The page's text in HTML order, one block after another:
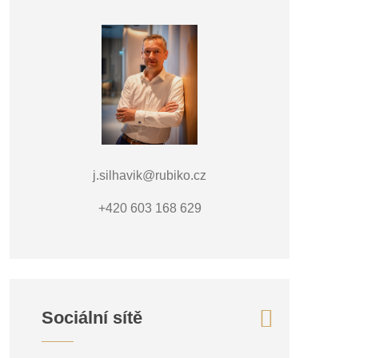
j.silhavik@rubiko.cz
+420 603 168 629
Sociální sítě